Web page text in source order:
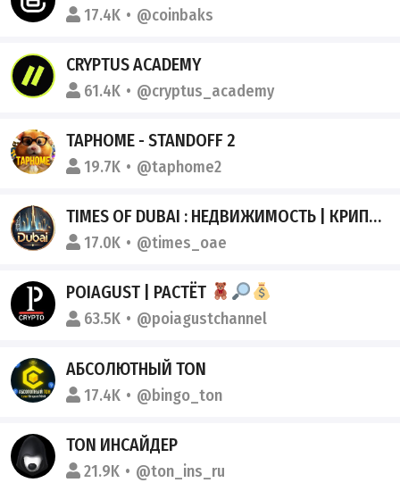
17.4K @coinbaks
CRYPTUS ACADEMY
61.4K @cryptus_academy
TAPHOME - STANDOFF 2
19.7K @taphome2
TIMES OF DUBAI : НЕДВИЖИМОСТЬ | КРИПТО ДУБАИ
17.0K @times_oae
POIAGUST | РАСТЁТ
63.5K @poiagustchannel
АБСОЛЮТНЫЙ TON
17.4K @bingo_ton
TON ИНСАЙДЕР
21.9K @ton_ins_ru